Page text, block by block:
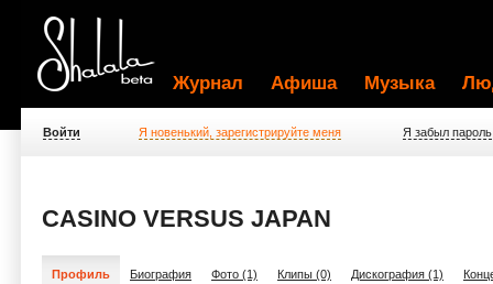
Журнал Афиша Музыка
Войти Я новенький, зарегистрируйте меня Я забыл пароль
CASINO VERSUS JAPAN
Профиль Биография Фото (1) Клипы (0) Дискография (1)